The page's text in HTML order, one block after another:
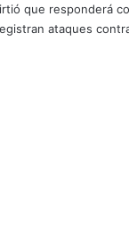
que responderá
ataques